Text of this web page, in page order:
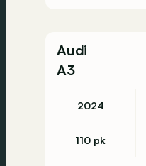
Audi
A3
2024
110 pk